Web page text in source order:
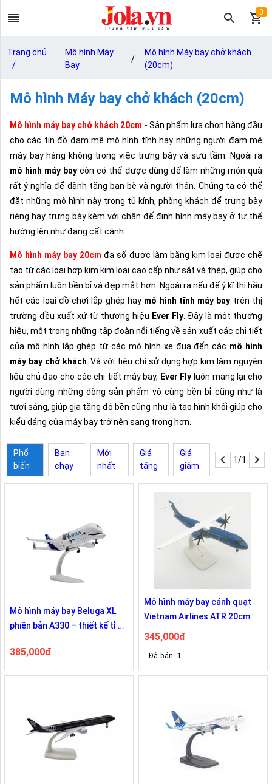
0
Trang chủ
/
Mô hình Máy
Bay
/
Mô hình Máy bay chở khách
(20cm)
Mô hình Máy bay chở khách (20cm)
Mô hình máy bay chở khách 20cm - Sản phẩm lựa chọn hàng đầu
cho các tín đồ đam mê mô hình tĩnh hay những người đam mê
máy bay hàng không trong việc trưng bày và sưu tầm. Ngoài ra
mô hình máy bay còn có thể được dùng để làm những món quà
rất ý nghĩa để dành tặng bạn bè và người thân. Chúng ta có thể
đặt những mô hình này trong tủ kính, phòng khách để trưng bày
riêng hay trưng bày kèm với chân đế định hình máy bay ở tư thế
hướng lên như đang cất cánh.
Mô hình máy bay 20cm đa số được làm bằng kim loại được chế
tạo từ các loại hợp kim kim loại cao cấp như sắt và thép, giúp cho
sản phẩm luôn bền bỉ và đẹp mắt hơn. Ngoài ra nếu để ý kĩ thì hầu
hết các loại đồ chơi lắp ghép hay mô hình tĩnh máy bay trên thị
trường đều xuất xứ từ thương hiệu Ever Fly . Đây là một thương
hiệu, một trong những tập đoàn nổi tiếng về sản xuất các chi tiết
của mô hình lắp ghép từ các mô hình xe đua đến các mô hình
máy bay chở khách . Và với tiêu chí sử dụng hợp kim làm nguyên
liệu chủ đạo cho các chi tiết máy bay, Ever Fly luôn mang lại cho
người dùng những dòng sản phẩm vô cùng bền bỉ cũng như là
tươi sáng, giúp gia tăng độ bền cũng như là tạo hình khối giúp cho
kiểu dáng của máy bay trở nên sang trọng hơn.
Phổ
biến
Ban
chạy
Mới
nhất
Giá
tăng
Giá
giảm
1/1
Mô hình máy bay Beluga XL
phiên bản A330 – thiết kế tỉ mỉ
385,000đ
Mô hình máy bay cánh quạt
Vietnam Airlines ATR 20cm
345,000đ
Đã bán: 1